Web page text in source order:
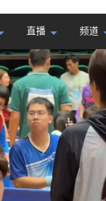
直播 频道